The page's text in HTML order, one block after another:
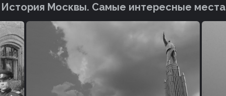
История Москвы. Cамые интересные места